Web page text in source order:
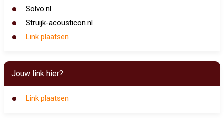
Solvo.nl
Struijk-acousticon.nl
Link plaatsen
Jouw link hier?
Link plaatsen